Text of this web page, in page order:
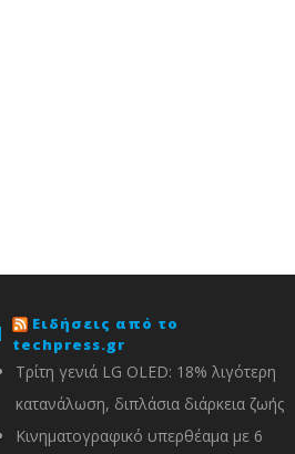
Ειδήσεις από το
techpress.gr
Τρίτη γενιά LG OLED: 18% λιγότερη
κατανάλωση, διπλάσια διάρκεια ζωής
Κινηματογραφικό υπερθέαμα με 6